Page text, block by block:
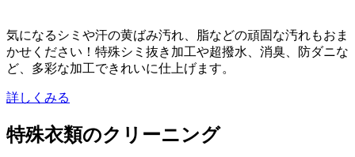
気になるシミや汗の黄ばみ汚れ、脂などの頑固な汚れもおま
かせください！特殊シミ抜き加工や超撥水、消臭、防ダニな
ど、多彩な加工できれいに仕上げます。
詳しくみる
特殊衣類のクリーニング